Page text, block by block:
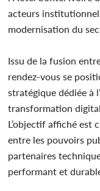
acteurs
modernisation du
Issu de la fusion
rendez-vous se
stratégique dédiée à
transformation
L’objectif affiché est
entre les pouvoirs
partenaires
performant et